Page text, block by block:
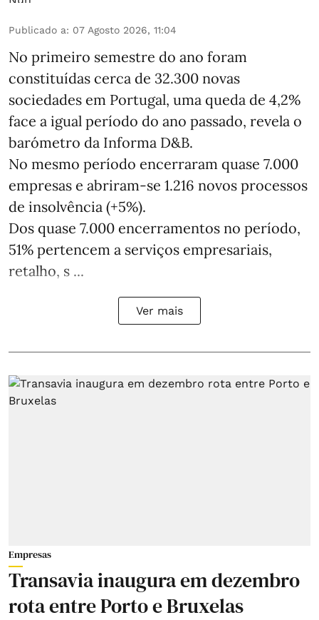
Publicado a: 07 Agosto 2026, 11:04
No primeiro semestre do ano foram
constituídas cerca de 32.300 novas
sociedades em Portugal, uma queda de 4,2%
face a igual período do ano passado, revela o
barómetro da Informa D&B.
No mesmo período encerraram quase 7.000
empresas e abriram‑se 1.216 novos processos
de insolvência (+5%).
Dos quase 7.000 encerramentos no período,
51% pertencem a serviços empresariais,
retalho, s ...
Ver mais
Empresas
Transavia inaugura em dezembro
rota entre Porto e Bruxelas